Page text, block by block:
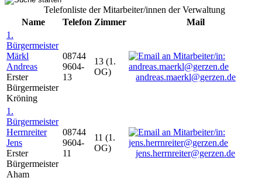
Telefonliste der Mitarbeiter/innen der Verwaltung
Name
Telefon Zimmer
Mail
1.
Bürgermeister
Märkl
Andreas
Erster
Bürgermeister
Kröning
08744
9604-
13
13 (1.
OG)
andreas.maerkl@gerzen.de
1.
Bürgermeister
Herrnreiter
Jens
Erster
Bürgermeister
Aham
08744
9604-
11
11 (1.
OG)
jens.herrnreiter@gerzen.de